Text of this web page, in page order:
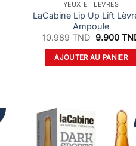
YEUX ET LÈVRES
LaCabine Lip Up Lift
Ampoule
10.989TND Le
initial
était :
9.900
AJOUTER AU PANIER